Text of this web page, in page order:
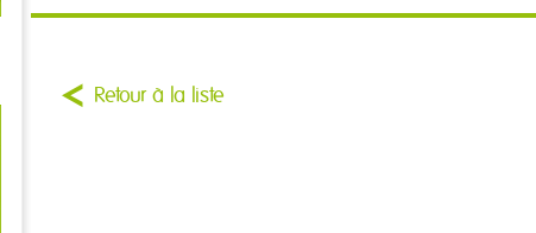
Retour à la liste